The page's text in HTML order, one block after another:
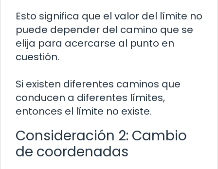
Esto significa que el valor del límite no
puede depender del camino que se
elija para acercarse al punto en
cuestión.
Si existen diferentes caminos que
conducen a diferentes límites,
entonces el límite no existe.
Consideración 2: Cambio
de coordenadas